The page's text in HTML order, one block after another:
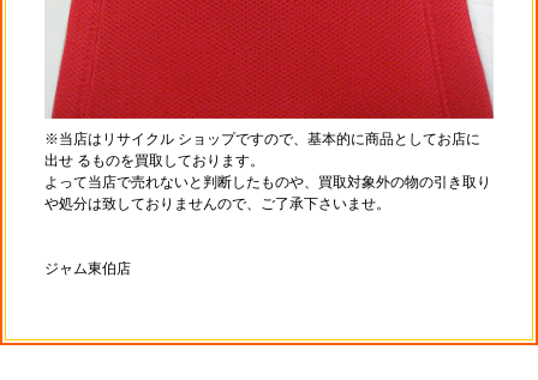
※当店はリサイクル ショップですので、基本的に商品としてお店に
出せ るものを買取しております。
よって当店で売れないと判断したものや、買取対象外の物の引き取り
や処分は致しておりませんので、ご了承下さいませ。
ジャム東伯店